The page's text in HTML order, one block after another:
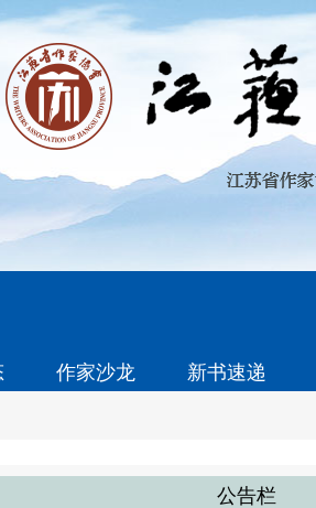
作家沙龙 新书速递
公告栏